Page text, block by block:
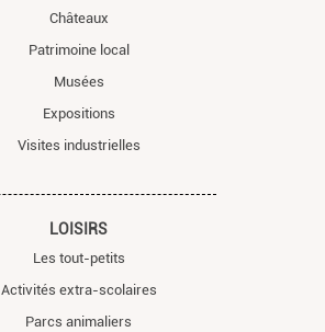
Châteaux
Patrimoine local
Musées
Expositions
Visites industrielles
LOISIRS
Les tout-petits
Activités extra-scolaires
Parcs animaliers